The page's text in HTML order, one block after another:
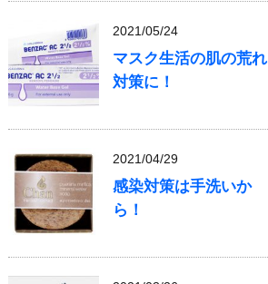
2021/05/24
マスク生活の肌の荒れ
対策に！
2021/04/29
感染対策は手洗いか
ら！